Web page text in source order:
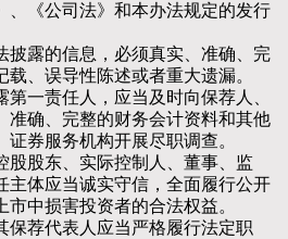
、《公司法》和本办法规定的发行
的信息，必须真实、准确、完
、误导性陈述或者重大遗漏。
一责任人，应当及时向保荐人、
准确、完整的财务会计资料和其他
券服务机构开展尽职调查。
东、实际控制人、董事、监
主体应当诚实守信，全面履行公开
中损害投资者的合法权益。
代表人应当严格履行法定职